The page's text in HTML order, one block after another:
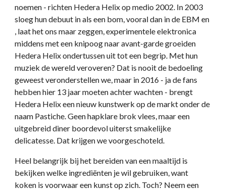
noemen - richten Hedera Helix op medio 2002. In 2003
sloeg hun debuut in als een bom, vooral dan in de EBM en
, laat het ons maar zeggen, experimentele elektronica
middens met een knipoog naar avant-garde groeiden
Hedera Helix ondertussen uit tot een begrip. Met hun
muziek de wereld veroveren? Dat is nooit de bedoeling
geweest veronderstellen we, maar in 2016 - ja de fans
hebben hier 13 jaar moeten achter wachten - brengt
Hedera Helix een nieuw kunstwerk op de markt onder de
naam Pastiche. Geen hapklare brok vlees, maar een
uitgebreid diner boordevol uiterst smakelijke
delicatesse. Dat krijgen we voorgeschoteld.
Heel belangrijk bij het bereiden van een maaltijd is
bekijken welke ingrediënten je wil gebruiken, want
koken is voorwaar een kunst op zich. Toch? Neem een